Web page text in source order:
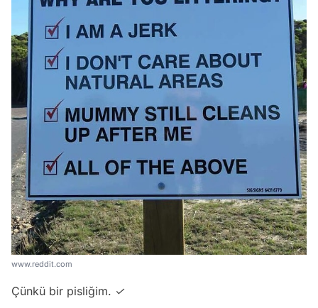
www.reddit.com
Çünkü bir pisliğim. ✓